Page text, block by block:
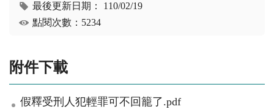
最後更新日期： 110/02/19
點閱次數：5234
附件下載
假釋受刑人犯輕罪可不回籠了.pdf